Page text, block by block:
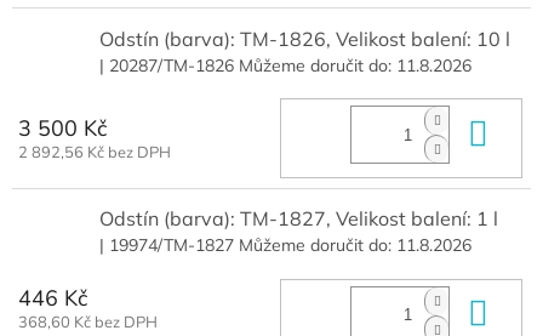
Odstín (barva): TM-1826, Velikost balení: 10 l
| 20287/TM-1826 Můžeme doručit do: 11.8.2026
3 500 Kč
2 892,56 Kč bez DPH
Odstín (barva): TM-1827, Velikost balení: 1 l
| 19974/TM-1827 Můžeme doručit do: 11.8.2026
446 Kč
368,60 Kč bez DPH